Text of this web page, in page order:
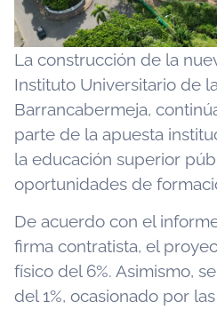
La construcción de la
Instituto Universitario de
Barrancabermeja,
parte de la apuesta
la educación superior
oportunidades de
De acuerdo con el
firma contratista, el
físico del 6%. Asimismo,
del 1%, ocasionado por